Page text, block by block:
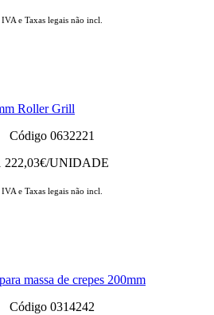
IVA e Taxas legais não incl.
Roller Grill
Código 0632221
222,03€/UNIDADE
IVA e Taxas legais não incl.
massa de crepes 200mm
Código 0314242